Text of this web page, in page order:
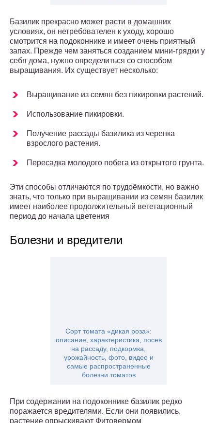
Базилик прекрасно может расти в домашних
условиях, он нетребователен к уходу, хорошо
смотрится на подоконнике и имеет очень приятный
запах. Прежде чем заняться созданием мини-грядки у
себя дома, нужно определиться со способом
выращивания. Их существует несколько:
Выращивание из семян без пикировки растений.
Использование пикировки.
Получение рассады базилика из черенка
взрослого растения.
Пересадка молодого побега из открытого грунта.
Эти способы отличаются по трудоёмкости, но важно
знать, что только при выращивании из семян базилик
имеет наиболее продолжительный вегетационный
период до начала цветения
Болезни и вредители
Сорт томата «дикая роза»:
описание, характеристика, посев
на рассаду, подкормка,
урожайность, фото, видео и
самые распространенные
болезни томатов
При содержании на подоконнике базилик редко
поражается вредителями. Если они появились,
растение опрыскивают Фитовермом